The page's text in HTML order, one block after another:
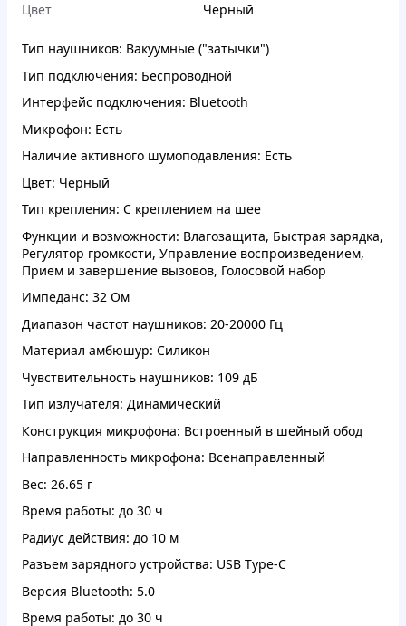
Цвет
Черный
Тип наушников: Вакуумные ("затычки")
Тип подключения: Беспроводной
Интерфейс подключения: Bluetooth
Микрофон: Есть
Наличие активного шумоподавления: Есть
Цвет: Черный
Тип крепления: С креплением на шее
Функции и возможности: Влагозащита, Быстрая зарядка,
Регулятор громкости, Управление воспроизведением,
Прием и завершение вызовов, Голосовой набор
Импеданс: 32 Ом
Диапазон частот наушников: 20-20000 Гц
Материал амбюшур: Силикон
Чувствительность наушников: 109 дБ
Тип излучателя: Динамический
Конструкция микрофона: Встроенный в шейный обод
Направленность микрофона: Всенаправленный
Вес: 26.65 г
Время работы: до 30 ч
Радиус действия: до 10 м
Разъем зарядного устройства: USB Type-C
Версия Bluetooth: 5.0
Время работы: до 30 ч